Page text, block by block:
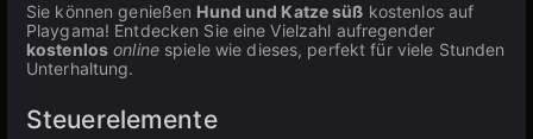
Sie können genießen Hund und Katze süß kostenlos auf
Playgama! Entdecken Sie eine Vielzahl aufregender
kostenlos onlinespiele wie dieses, perfekt für viele Stunden
Unterhaltung.
Steuerelemente